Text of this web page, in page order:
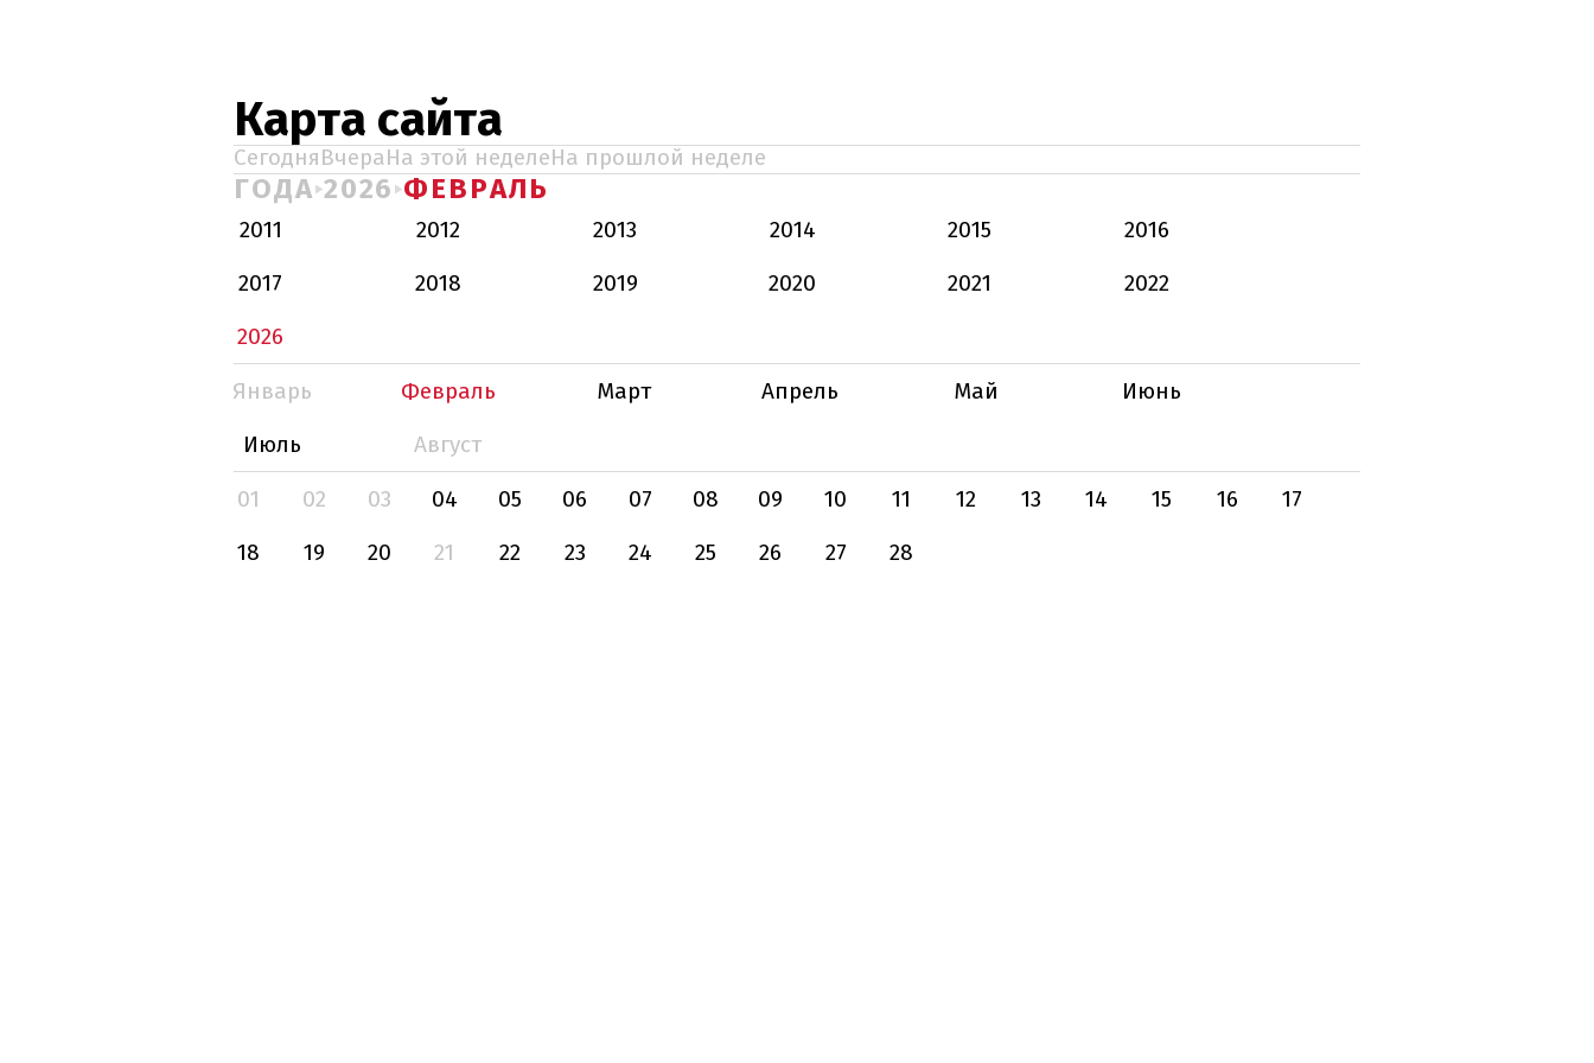
Карта сайта
СегодняВчераНа этой неделеНа прошлой неделе
ГОДА 2026 ФЕВРАЛЬ
2011 2012 2013 2014 2015
2016
2017
2018 2019 2020 2021
2022
2026
Январь
Февраль Март Апрель Май
Июнь
Июль
Август
01
02 03 04 05 06 07 08 09 10 11 12 13 14 15 16
17
18
19 20 21 22 23 24 25 26 27 28